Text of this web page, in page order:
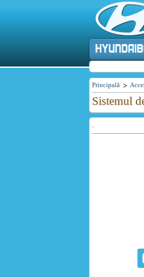
Principală
Sistemul